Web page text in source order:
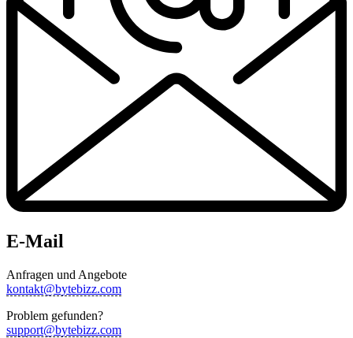
E-Mail
Anfragen und Angebote
kontakt@bytebizz.com
Problem gefunden?
support@bytebizz.com